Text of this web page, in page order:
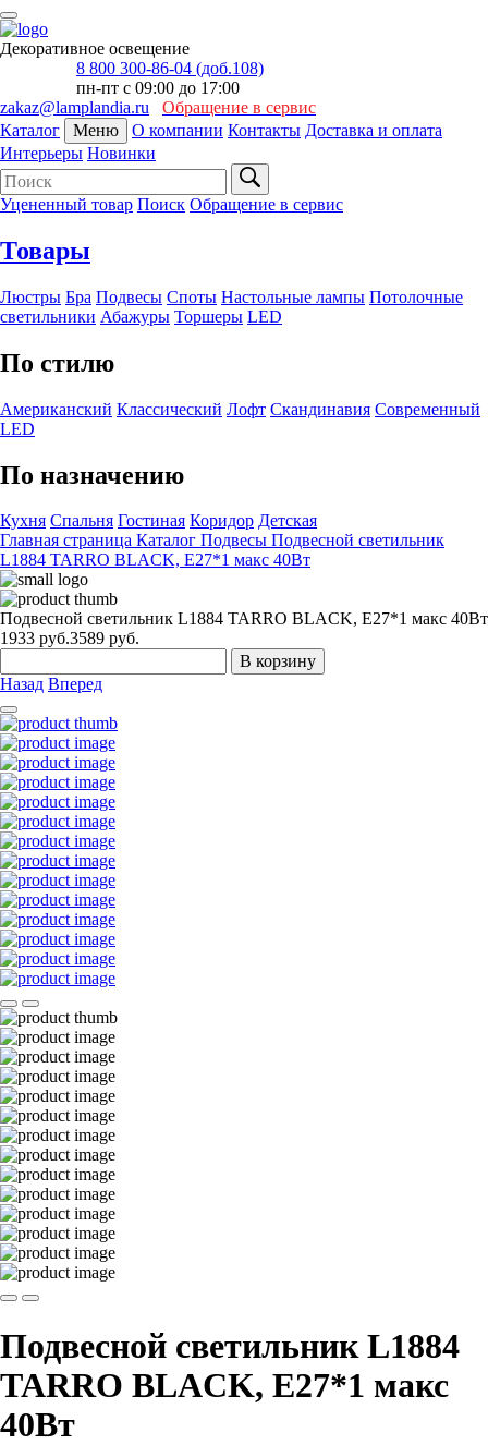
Декоративное освещение
8 800 300-86-04 (доб.108)
пн-пт с 09:00 до 17:00
zakaz@lamplandia.ru
Обращение в сервис
Каталог
Меню О компании Контакты Доставка и оплата
Интерьеры Новинки
Уцененный товар Поиск Обращение в сервис
Товары
Люстры Бра Подвесы Споты Настольные лампы Потолочные
светильники Абажуры Торшеры LED
По стилю
Американский Классический Лофт Скандинавия Современный
LED
По назначению
Кухня Спальня Гостиная Коридор Детская
Главная страница Каталог Подвесы Подвесной светильник
L1884 TARRO BLACK, Е27*1 макс 40Вт
Подвесной светильник L1884 TARRO BLACK, Е27*1 макс 40Вт
1933 руб.3589 руб.
В корзину
Назад Вперед
Подвесной светильник L1884
TARRO BLACK, Е27*1 макс
40Вт